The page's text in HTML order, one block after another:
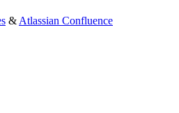
& Atlassian Confluence